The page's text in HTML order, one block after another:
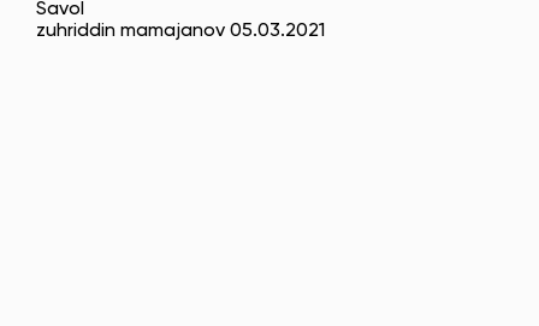
Savol
zuhriddin mamajanov 05.03.2021